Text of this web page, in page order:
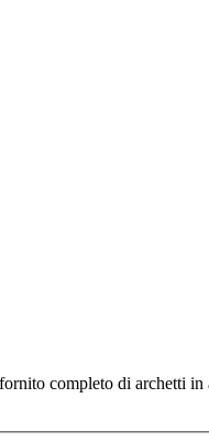
completo di archetti in